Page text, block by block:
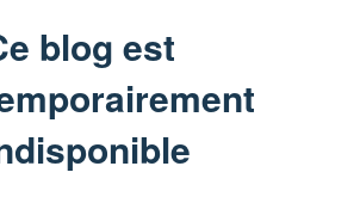
blog est